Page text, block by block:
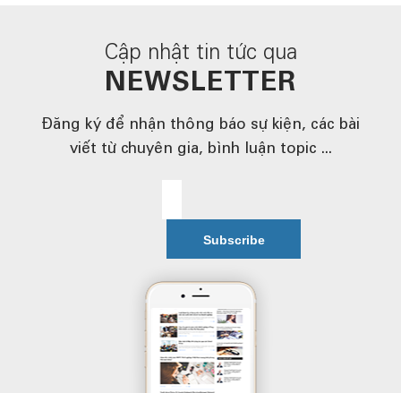
Cập nhật tin tức qua
NEWSLETTER
Đăng ký để nhận thông báo sự kiện, các bài
viết từ chuyên gia, bình luận topic ...